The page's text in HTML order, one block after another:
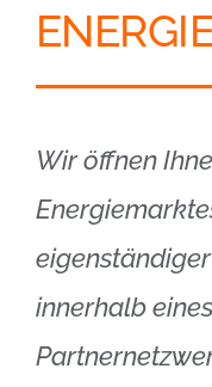
Wir öffnen
innerhalb